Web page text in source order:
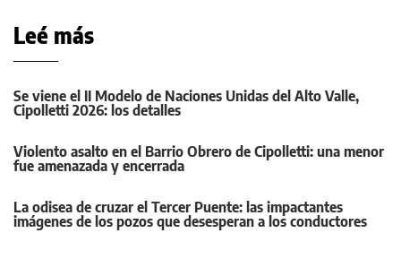
Leé más
Se viene el II Modelo de Naciones Unidas del Alto Valle,
Cipolletti 2026: los detalles
Violento asalto en el Barrio Obrero de Cipolletti: una menor
fue amenazada y encerrada
La odisea de cruzar el Tercer Puente: las impactantes
imágenes de los pozos que desesperan a los conductores